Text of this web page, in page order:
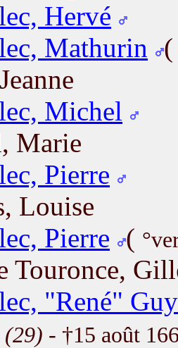
Hervé
Mathurin
Michel
Marie
Pierre
Louise
Pierre (
Touronce,
"René" Guy
- †15 août